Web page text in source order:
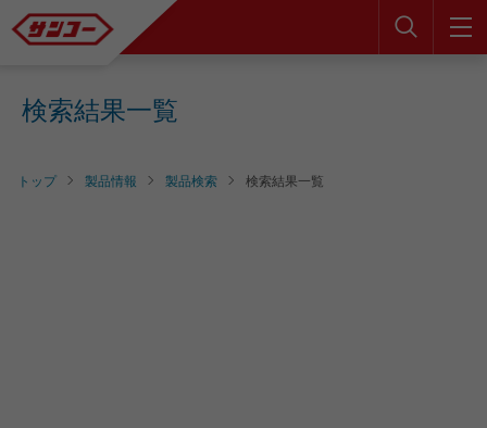
検索
検索結果一覧
トップ 製品情報 製品検索 検索結果一覧